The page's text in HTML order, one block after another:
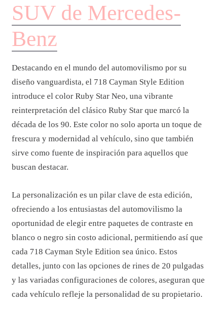
SUV de Mercedes-
Benz
Destacando en el mundo del automovilismo por su
diseño vanguardista, el 718 Cayman Style Edition
introduce el color Ruby Star Neo, una vibrante
reinterpretación del clásico Ruby Star que marcó la
década de los 90. Este color no solo aporta un toque de
frescura y modernidad al vehículo, sino que también
sirve como fuente de inspiración para aquellos que
buscan destacar.
La personalización es un pilar clave de esta edición,
ofreciendo a los entusiastas del automovilismo la
oportunidad de elegir entre paquetes de contraste en
blanco o negro sin costo adicional, permitiendo así que
cada 718 Cayman Style Edition sea único. Estos
detalles, junto con las opciones de rines de 20 pulgadas
y las variadas configuraciones de colores, aseguran que
cada vehículo refleje la personalidad de su propietario.